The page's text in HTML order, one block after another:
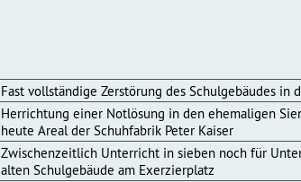
Fast vollständige Zerstörung des Schulgebäudes in
Herrichtung einer Notlösung in den ehemaligen
heute Areal der Schuhfabrik Peter Kaiser
Zwischenzeitlich Unterricht in sieben noch für
alten Schulgebäude am Exerzierplatz